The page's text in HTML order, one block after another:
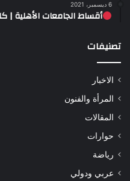
6 ديسمبر، 2021
أقساط الجامعات الأهلية |
تصنيفات
الاخبار
المرأة والفنون
المقالات
حوارات
رياضة
عربي ودولي